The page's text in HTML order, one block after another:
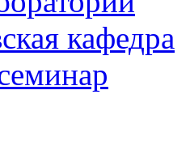
кафедра